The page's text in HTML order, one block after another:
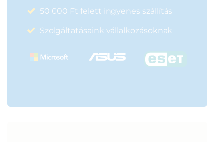
50 000 Ft felett ingyenes szállítás
Szolgáltatásaink vállalkozásoknak